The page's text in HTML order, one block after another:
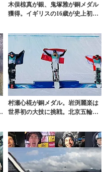
木俣椋真が銀、鬼塚雅が銅メダル
獲得。イギリスの16歳が史上初の
村瀬心椛が銅メダル。岩渕麗楽は
世界初の大技に挑戦。北京五輪女